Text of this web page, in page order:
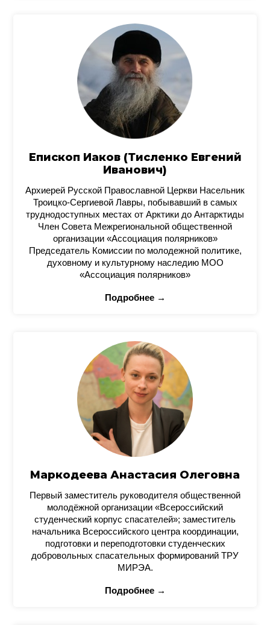
Епископ Иаков (Тисленко Евгений
Иванович)
Архиерей Русской Православной Церкви Насельник
Троицко-Сергиевой Лавры, побывавший в самых
труднодоступных местах от Арктики до Антарктиды
Член Совета Межрегиональной общественной
организации «Ассоциация полярников»
Председатель Комиссии по молодежной политике,
духовному и культурному наследию МОО
«Ассоциация полярников»
Подробнее →
Маркодеева Анастасия Олеговна
Первый заместитель руководителя общественной
молодёжной организации «Всероссийский
студенческий корпус спасателей»; заместитель
начальника Всероссийского центра координации,
подготовки и переподготовки студенческих
добровольных спасательных формирований ТРУ
МИРЭА.
Подробнее →